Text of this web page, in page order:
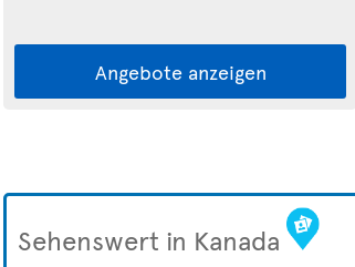
Angebote anzeigen
Sehenswert in Kanada